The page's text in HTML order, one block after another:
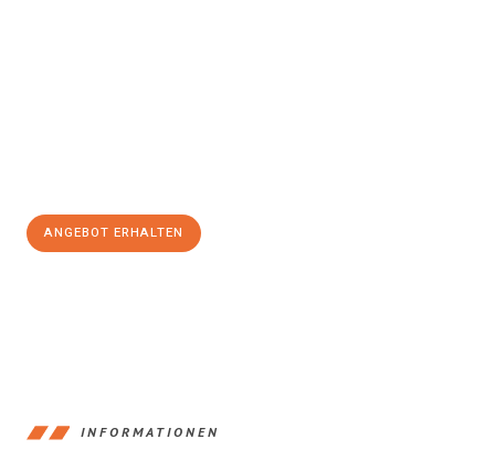
ANGEBOT ERHALTEN
INFORMATIONEN